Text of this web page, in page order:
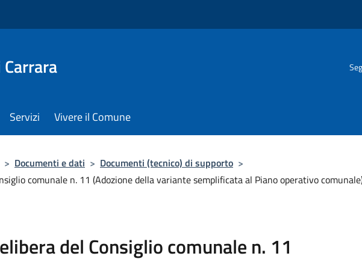
Servizi Vivere il Comune
> Documenti e dati > Documenti (tecnico) di supporto >
comunale n. 11 (Adozione della variante semplificata al Piano operativo
del Consiglio comunale n. 11